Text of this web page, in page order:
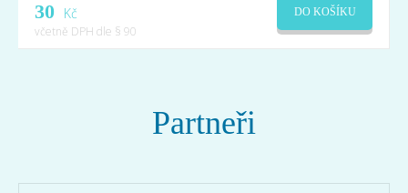
30 Kč
včetně DPH dle § 90
DO KOŠÍKU
Partneři